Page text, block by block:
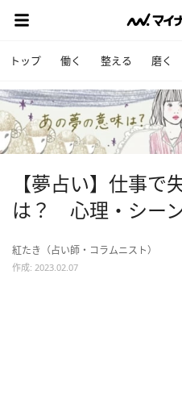
トップ 働く 整える 磨く
【夢占い】仕事で
は？ 心理・シー
紅たき（占い師・コラムニスト）
作成: 2023.02.07